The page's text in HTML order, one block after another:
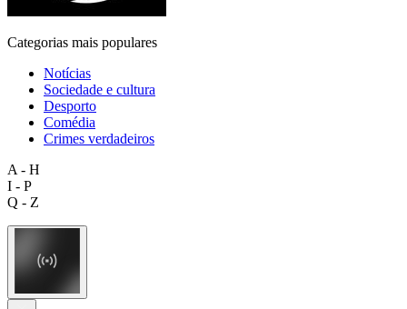
Categorias mais populares
Notícias
Sociedade e cultura
Desporto
Comédia
Crimes verdadeiros
A - H
I - P
Q - Z